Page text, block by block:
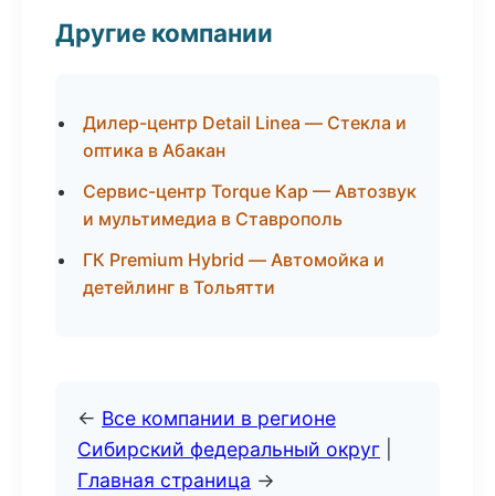
Другие компании
Дилер-центр Detail Linea — Стекла и
оптика в Абакан
Сервис-центр Torque Кар — Автозвук
и мультимедиа в Ставрополь
ГК Premium Hybrid — Автомойка и
детейлинг в Тольятти
← Все компании в регионе
Сибирский федеральный округ
Главная страница →